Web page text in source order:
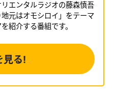
エンタルラジオの藤森慎吾
元はオモシロイ」をテーマ
紹介する番組です。
見る!